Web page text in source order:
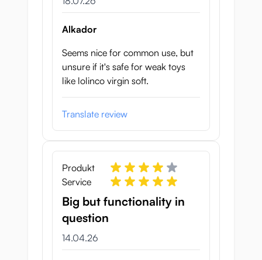
Alkador
Seems nice for common use, but
unsure if it's safe for weak toys
like lolinco virgin soft.
Translate review
Produkt
Service
Big but functionality in
question
14. April 2026
14.04.26